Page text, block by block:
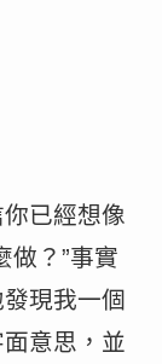
已經想像
做？”事實
現我一個
意思，並